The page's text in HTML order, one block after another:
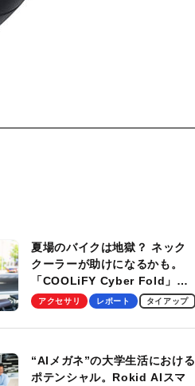
夏場のバイクは地獄？ ネック
クーラーが助けになるかも。
「COOLiFY Cyber Fold」レ
ビュー。冷却の速さ、密着する
性がグッド！
アクセサリ レポート タイアップ
“AIメガネ”の大学生活における
ポテンシャル。Rokid AIスマ